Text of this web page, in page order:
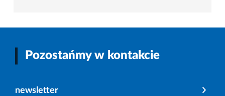
Pozostańmy w kontakcie
newsletter